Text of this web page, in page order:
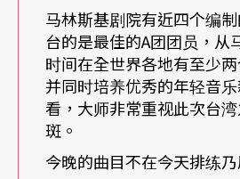
个人生命为维持俄国文化的光
维系团员以及剧院数千名艺术
计而卯足全力，他们从不坐等
的心目中，这两位大师只有超
马林斯基剧院有近四个编
台的是最佳的A团团员，从
时间在全世界各地有至少
并同时培养优秀的年轻音
看，大师非常重视此次台
斑。
今晚的曲目不在今天排练